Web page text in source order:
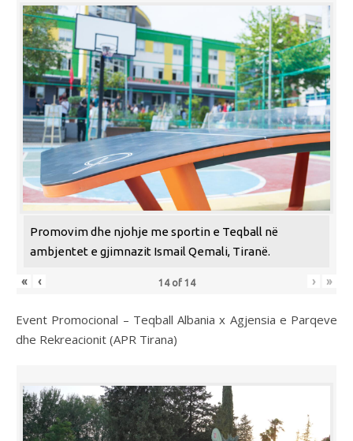
Promovim dhe njohje me sportin e Teqball në
ambjentet e gjimnazit Ismail Qemali, Tiranë.
« ‹ 14of 14 › »
Event Promocional – Teqball Albania x Agjensia e Parqeve
dhe Rekreacionit (APR Tirana)